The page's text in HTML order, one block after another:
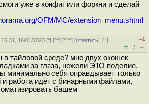
уже в конфиг или форкни и сделай
OFM/MC/extension_menu.shtml
15:31, 16/01/2023 [^] [^^] [^^^] [ответить][↑]
–1
+ / –
в тайловой среде? мне двух окошек
за глаза, нежели ЭТО поделие,
минимально себя оправдывает только
и работа идёт с бинарными файлами,
башем